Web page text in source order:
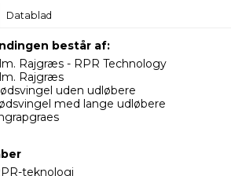
Datablad
består af:
Rajgræs - RPR Technology
Rajgræs
uden udløbere
med lange udløbere
teknologi